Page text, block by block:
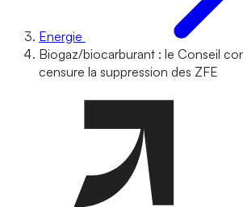
Energie
Biogaz/biocarburant : le Conseil
censure la suppression des ZFE